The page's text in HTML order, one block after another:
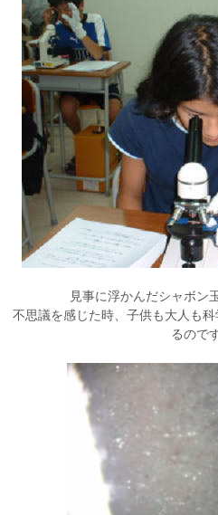
見事に浮かんだシャボン
不思議を感じた時、子供も大人も
るので